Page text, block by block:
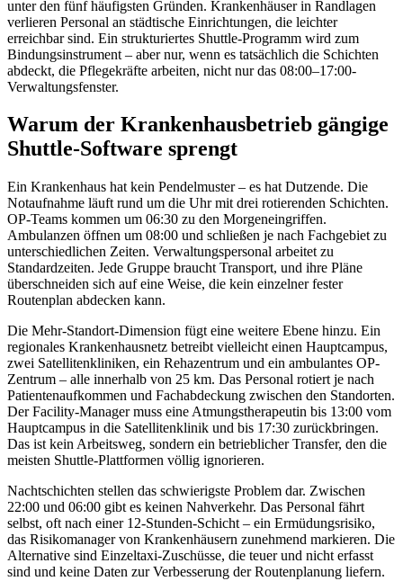
unter den fünf häufigsten Gründen. Krankenhäuser in Randlagen
verlieren Personal an städtische Einrichtungen, die leichter
erreichbar sind. Ein strukturiertes Shuttle-Programm wird zum
Bindungsinstrument – aber nur, wenn es tatsächlich die Schichten
abdeckt, die Pflegekräfte arbeiten, nicht nur das 08:00–17:00-
Verwaltungsfenster.
Warum der Krankenhausbetrieb gängige
Shuttle-Software sprengt
Ein Krankenhaus hat kein Pendelmuster – es hat Dutzende. Die
Notaufnahme läuft rund um die Uhr mit drei rotierenden Schichten.
OP-Teams kommen um 06:30 zu den Morgeneingriffen.
Ambulanzen öffnen um 08:00 und schließen je nach Fachgebiet zu
unterschiedlichen Zeiten. Verwaltungspersonal arbeitet zu
Standardzeiten. Jede Gruppe braucht Transport, und ihre Pläne
überschneiden sich auf eine Weise, die kein einzelner fester
Routenplan abdecken kann.
Die Mehr-Standort-Dimension fügt eine weitere Ebene hinzu. Ein
regionales Krankenhausnetz betreibt vielleicht einen Hauptcampus,
zwei Satellitenkliniken, ein Rehazentrum und ein ambulantes OP-
Zentrum – alle innerhalb von 25 km. Das Personal rotiert je nach
Patientenaufkommen und Fachabdeckung zwischen den Standorten.
Der Facility-Manager muss eine Atmungstherapeutin bis 13:00 vom
Hauptcampus in die Satellitenklinik und bis 17:30 zurückbringen.
Das ist kein Arbeitsweg, sondern ein betrieblicher Transfer, den die
meisten Shuttle-Plattformen völlig ignorieren.
Nachtschichten stellen das schwierigste Problem dar. Zwischen
22:00 und 06:00 gibt es keinen Nahverkehr. Das Personal fährt
selbst, oft nach einer 12-Stunden-Schicht – ein Ermüdungsrisiko,
das Risikomanager von Krankenhäusern zunehmend markieren. Die
Alternative sind Einzeltaxi-Zuschüsse, die teuer und nicht erfasst
sind und keine Daten zur Verbesserung der Routenplanung liefern.